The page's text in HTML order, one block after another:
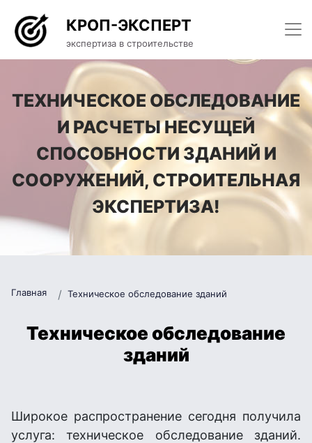
КРОП-ЭКСПЕРТ
экспертиза в строительстве
ТЕХНИЧЕСКОЕ ОБСЛЕДОВАНИЕ
И РАСЧЕТЫ НЕСУЩЕЙ
СПОСОБНОСТИ ЗДАНИЙ И
СООРУЖЕНИЙ, СТРОИТЕЛЬНАЯ
ЭКСПЕРТИЗА!
Главная Техническое обследование зданий
Техническое обследование
зданий
Широкое распространение сегодня получила
услуга: техническое обследование зданий.